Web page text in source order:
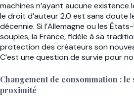
machines n’ayant aucune existence
le droit d’auteur 2.0 est sans doute
décennie. Si l’Allemagne ou les
souples, la France, fidèle à sa
protection des créateurs son
C’est une question de survie pour
Changement de consommation : le
proximité